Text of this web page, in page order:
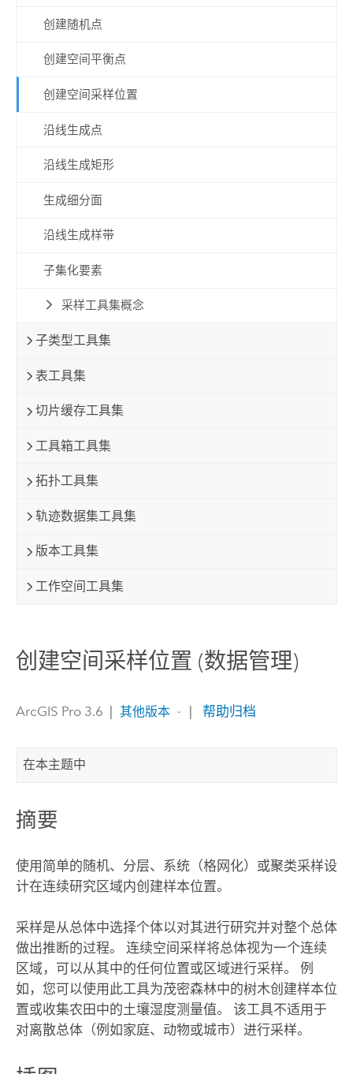
创建随机点
创建空间平衡点
创建空间采样位置
沿线生成点
沿线生成矩形
生成细分面
沿线生成样带
子集化要素
采样工具集概念
子类型工具集
表工具集
切片缓存工具集
工具箱工具集
拓扑工具集
轨迹数据集工具集
版本工具集
工作空间工具集
创建空间采样位置 (数据管理)
ArcGIS Pro 3.6 | 其他版本 | 帮助归档
在本主题中
摘要
使用简单的随机、分层、系统（格网化）或聚类采样设
计在连续研究区域内创建样本位置。
采样是从总体中选择个体以对其进行研究并对整个总体
做出推断的过程。 连续空间采样将总体视为一个连续
区域，可以从其中的任何位置或区域进行采样。 例
如，您可以使用此工具为茂密森林中的树木创建样本位
置或收集农田中的土壤湿度测量值。 该工具不适用于
对离散总体（例如家庭、动物或城市）进行采样。